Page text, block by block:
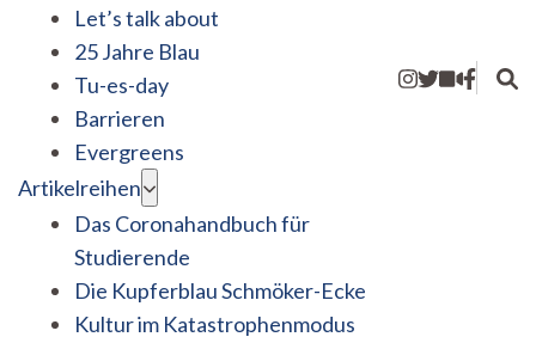
Let’s talk about
25 Jahre Blau
Tu-es-day
Barrieren
Evergreens
Artikelreihen
Das Coronahandbuch für
Studierende
Die Kupferblau Schmöker-Ecke
Kultur im Katastrophenmodus